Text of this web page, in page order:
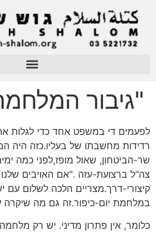
"גיבור
לפעמים די במשפט אחד כדי לגלות
רדידות מחשבתו של בעליו.כזה היה
שר-הביטחון, שאול מופז,לפני כמה
צה"ל ברצועת-עזה ."אם האויבים
קיצורי-דרך.מצריים הלכה לשלום
במלחמת יום-כיפור.זה גם מה שיקרה
כלומר, אין פתרון מדיני. יש רק